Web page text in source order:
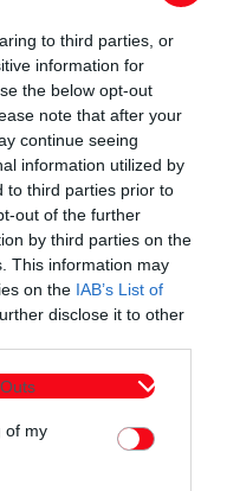
to third parties, or
information for
the below opt-out
note that after your
continue seeing
information utilized by
to third parties prior to
out of the further
by third parties on the
This information may
on the IAB’s List of
disclose it to other
of my
με τον
οι
και Νέο
όλο το
μετά από αυτές του κυπέλλου
οι κληρώσεις της
στον μοναδικό όμιλο με 10
Ορφάνι με […]